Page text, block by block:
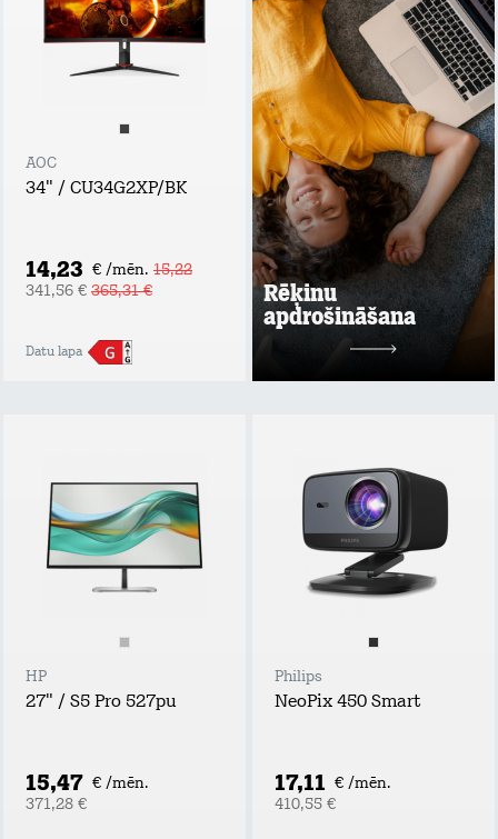
AOC
34" / CU34G2XP/BK
14,23 € /mēn. 15,22
341,56 € 365,31 €
Datu lapa
Rēķinu
apdrošināšana
Tavs atbalsta plecs
bezdarba vai
ilgstošas darba
nespējas gadījumā!
Apdrošināšanas
summa: rēķina
summas apmērs,
nepārsniedzot 60
EUR / mēn.;
Maksimālais
atlīdzības periods
līdz 6 mēnešiem;
Maksimālā
atlīdzības summa:
līdz 360 EUR.
Uzzināt vairāk
HP
27" / S5 Pro 527pu
15,47 € /mēn.
371,28 €
Philips
NeoPix 450 Smart
17,11 € /mēn.
410,55 €